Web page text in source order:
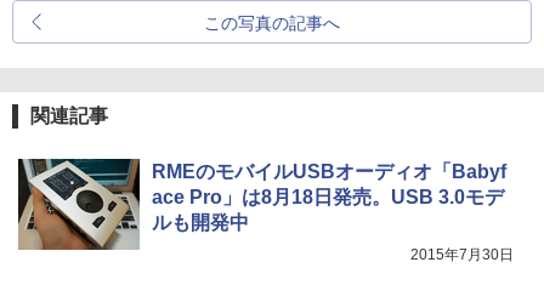
この写真の記事へ
関連記事
RMEのモバイルUSBオーディオ「Babyf
ace Pro」は8月18日発売。USB 3.0モデ
ルも開発中
2015年7月30日